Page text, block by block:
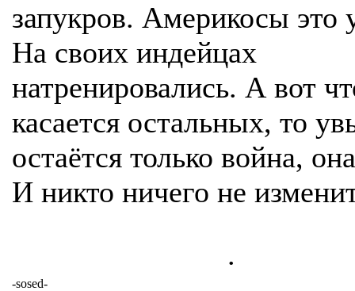
запукров. Америкосы это
На своих индейцах
натренировались. А вот
касается остальных, то
остаётся только война,
И никто ничего не
.
-sosed-